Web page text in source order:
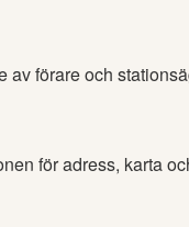
av förare och
för adress, karta